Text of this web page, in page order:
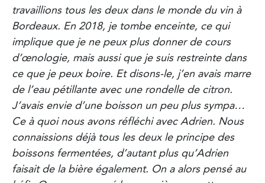
travaillions tous les deux dans le monde du vin à
Bordeaux. En 2018, je tombe enceinte, ce qui
implique que je ne peux plus donner de cours
d’œnologie, mais aussi que je suis restreinte dans
ce que je peux boire. Et disons-le, j’en avais marre
de l’eau pétillante avec une rondelle de citron.
J’avais envie d’une boisson un peu plus sympa…
Ce à quoi nous avons réfléchi avec Adrien. Nous
connaissions déjà tous les deux le principe des
boissons fermentées, d’autant plus qu’Adrien
faisait de la bière également. On a alors pensé au